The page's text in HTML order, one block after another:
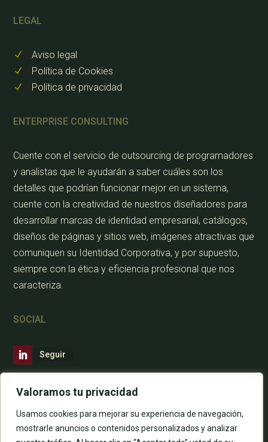
Valoramos tu privacidad
Usamos cookies para mejorar su experiencia de navegación,
mostrarle anuncios o contenidos personalizados y analizar
LEGAL
N Aviso legal
N Política de Cookies
N Política de privacidad
ENTERPRISE CONSULTING
Cuente con el servicio de outsourcing de programadores
y analistas que le ayudarán a saber cuáles son los
detalles que podrían funcionar mejor en un sistema,
cuente con la creatividad de nuestros diseñadores para
desarrollar marcas de identidad empresarial, catálogos,
diseños de páginas y sitios web, imágenes atractivas que
comuniquen su Identidad Corporativa, y por supuesto,
siempre con la ética y eficiencia profesional que nos
caracteriza.
SOCIAL
Seguir
CONTÁCTANOS